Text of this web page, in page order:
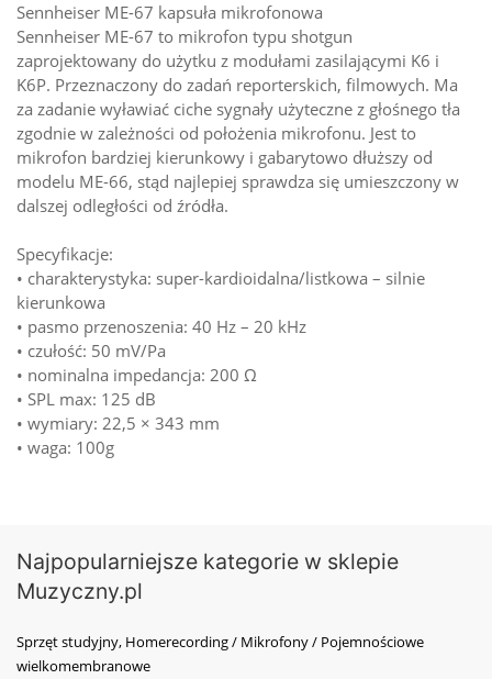
Sennheiser ME-67 kapsuła mikrofonowa
Sennheiser ME-67 to mikrofon typu shotgun
zaprojektowany do użytku z modułami zasilającymi K6 i
K6P. Przeznaczony do zadań reporterskich, filmowych. Ma
za zadanie wyławiać ciche sygnały użyteczne z głośnego tła
zgodnie w zależności od położenia mikrofonu. Jest to
mikrofon bardziej kierunkowy i gabarytowo dłuższy od
modelu ME-66, stąd najlepiej sprawdza się umieszczony w
dalszej odległości od źródła.
Specyfikacje:
• charakterystyka: super-kardioidalna/listkowa – silnie
kierunkowa
• pasmo przenoszenia: 40 Hz – 20 kHz
• czułość: 50 mV/Pa
• nominalna impedancja: 200 Ω
• SPL max: 125 dB
• wymiary: 22,5 × 343 mm
• waga: 100g
Najpopularniejsze kategorie w sklepie
Muzyczny.pl
Sprzęt studyjny, Homerecording / Mikrofony / Pojemnościowe
wielkomembranowe